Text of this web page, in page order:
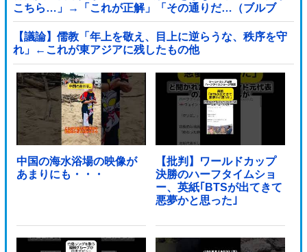
こちら…」→「これが正解」「その通りだ…（ブルブ
ル」＝韓国の反応
【議論】儒教「年上を敬え、目上に逆らうな、秩序を守
れ」←これが東アジアに残したもの他
中国の海水浴場の映像が
あまりにも・・・
【批判】ワールドカップ
決勝のハーフタイムショ
ー、英紙｢BTSが出てきて
悪夢かと思った｣